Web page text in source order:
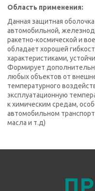
Область применения:
Данная защитная
автомобильной,
ракетно-космической и
обладает хорошей
характеристиками,
Формирует
любых объектов от
температурного
эксплуатационную
к химическим средам,
автомобильном
масла и т.д)